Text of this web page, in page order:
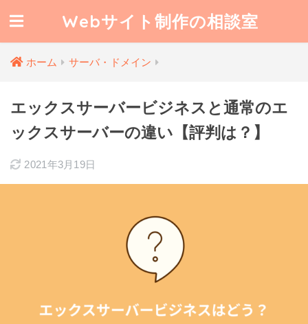
Webサイト制作の相談室
ホーム サーバ・ドメイン
エックスサーバービジネスと通常のエ
ックスサーバーの違い【評判は？】
2021年3月19日